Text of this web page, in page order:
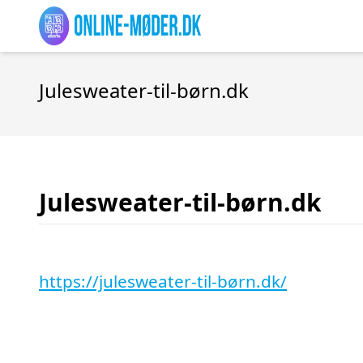
Julesweater-til-børn.dk
Julesweater-til-børn.dk
https://julesweater-til-børn.dk/